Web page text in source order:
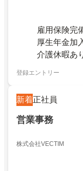
雇用保険完
厚生年金加
介護休暇あ
登録エントリー
新着正社員
営業事務
株式会社VECTIM